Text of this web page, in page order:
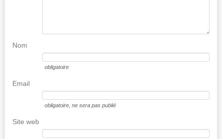
Nom
obligatoire
Email
obligatoire, ne sera pas publié
Site web